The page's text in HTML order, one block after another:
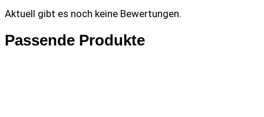
Aktuell gibt es noch keine Bewertungen.
Passende Produkte